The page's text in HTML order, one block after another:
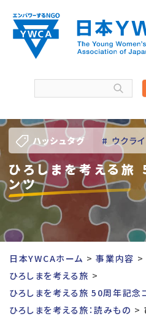
content
ハッシュタグ # ウクラ
# バーチ
# 人権
# 東日本
ひろしまを考える
ンツ
日本YWCAホーム 事業内容
ひろしまを考える旅
ひろしまを考える旅 50周年記念
ひろしまを考える旅：読みもの